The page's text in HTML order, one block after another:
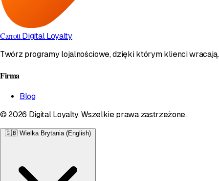
Carrott Digital Loyalty
Twórz programy lojalnościowe, dzięki którym klienci wracają.
Firma
Blog
© 2026 Digital Loyalty. Wszelkie prawa zastrzeżone.
🇬🇧 Wielka Brytania (English)